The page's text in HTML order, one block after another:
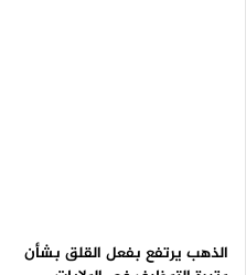
الذهب يرتفع بفعل القلق بشأن